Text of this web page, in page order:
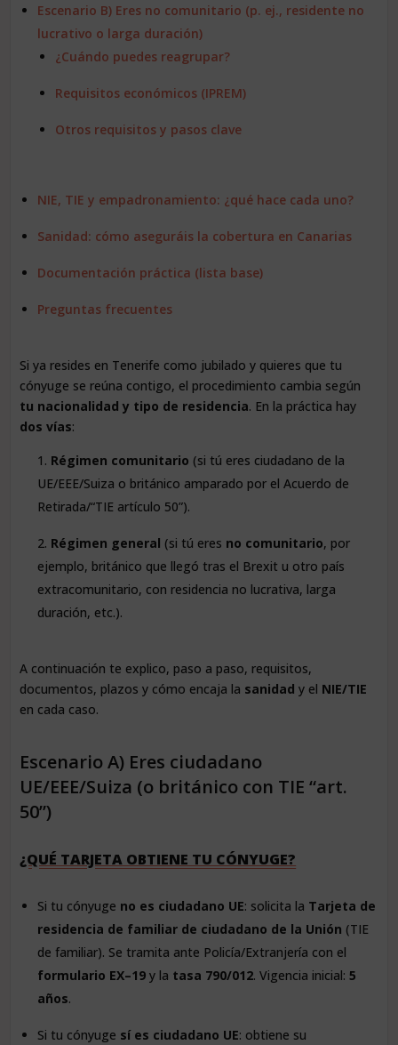
Escenario B) Eres no comunitario (p. ej., residente no
lucrativo o larga duración)
¿Cuándo puedes reagrupar?
Requisitos económicos (IPREM)
Otros requisitos y pasos clave
NIE, TIE y empadronamiento: ¿qué hace cada uno?
Sanidad: cómo aseguráis la cobertura en Canarias
Documentación práctica (lista base)
Preguntas frecuentes
Si ya resides en Tenerife como jubilado y quieres que tu
cónyuge se reúna contigo, el procedimiento cambia según
tu nacionalidad y tipo de residencia. En la práctica hay
dos vías:
Régimen comunitario (si tú eres ciudadano de la
UE/EEE/Suiza o británico amparado por el Acuerdo de
Retirada/“TIE artículo 50”).
Régimen general (si tú eres no comunitario, por
ejemplo, británico que llegó tras el Brexit u otro país
extracomunitario, con residencia no lucrativa, larga
duración, etc.).
A continuación te explico, paso a paso, requisitos,
documentos, plazos y cómo encaja la sanidad y el NIE/TIE
en cada caso.
Escenario A) Eres ciudadano
UE/EEE/Suiza (o británico con TIE “art.
50”)
¿QUÉ TARJETA OBTIENE TU CÓNYUGE?
Si tu cónyuge no es ciudadano UE: solicita la Tarjeta de
residencia de familiar de ciudadano de la Unión (TIE
de familiar). Se tramita ante Policía/Extranjería con el
formulario EX–19 y la tasa 790/012. Vigencia inicial:5
años.
Si tu cónyuge sí es ciudadano UE: obtiene su